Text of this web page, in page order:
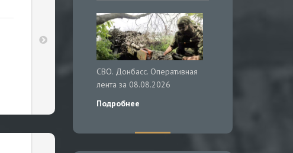
СВО. Донбасс. Оперативная
лента за 08.08.2026
Подробнее